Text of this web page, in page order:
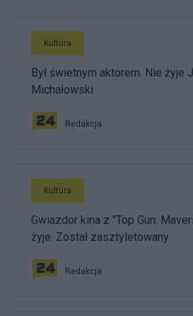
Kultura
Był świetnym aktorem. Nie żyje
Michałowski
Redakcja
Kultura
Gwiazdor kina z "Top Gun:
żyje. Został zasztyletowany
Redakcja